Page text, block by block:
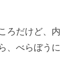
ろだけど、内
、べらぼうに